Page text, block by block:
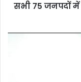
सभी 75 जनपदों